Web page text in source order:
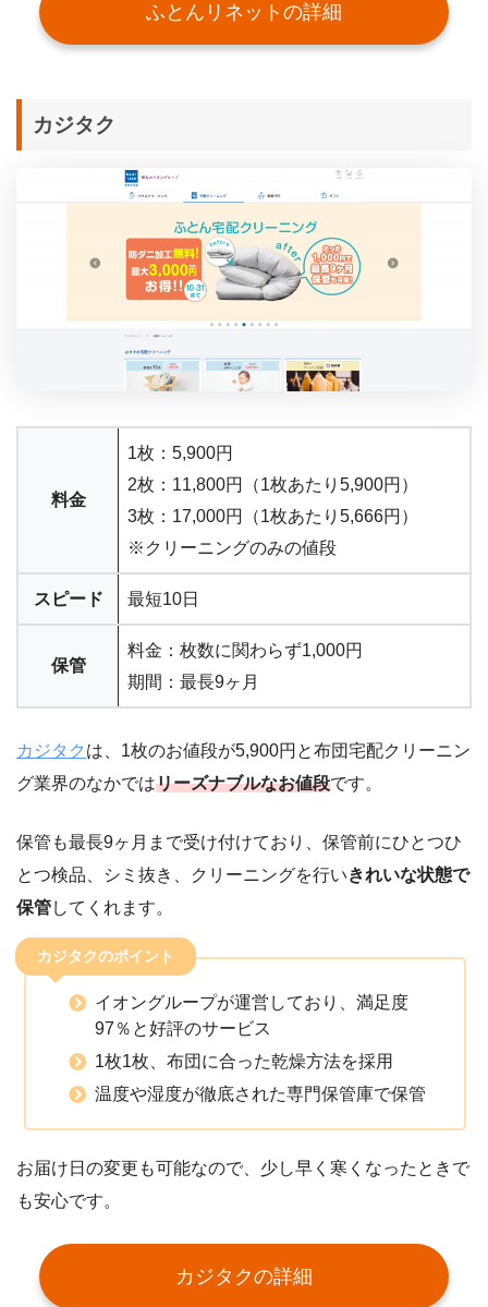
ふとんリネットの詳細
カジタク
料金
1枚：5,900円
2枚：11,800円（1枚あたり5,900円）
3枚：17,000円（1枚あたり5,666円）
※クリーニングのみの値段
スピード 最短10日
保管
料金：枚数に関わらず1,000円
期間：最長9ヶ月
カジタク は、1枚のお値段が5,900円と布団宅配クリーニン
グ業界のなかではリーズナブルなお値段です。
保管も最長9ヶ月まで受け付けており、保管前にひとつひ
とつ検品、シミ抜き、クリーニングを行いきれいな状態で
保管してくれます。
カジタクのポイント
イオングループが運営しており、満足度
97％と好評のサービス
1枚1枚、布団に合った乾燥方法を採用
温度や湿度が徹底された専門保管庫で保管
お届け日の変更も可能なので、少し早く寒くなったときで
も安心です。
カジタクの詳細